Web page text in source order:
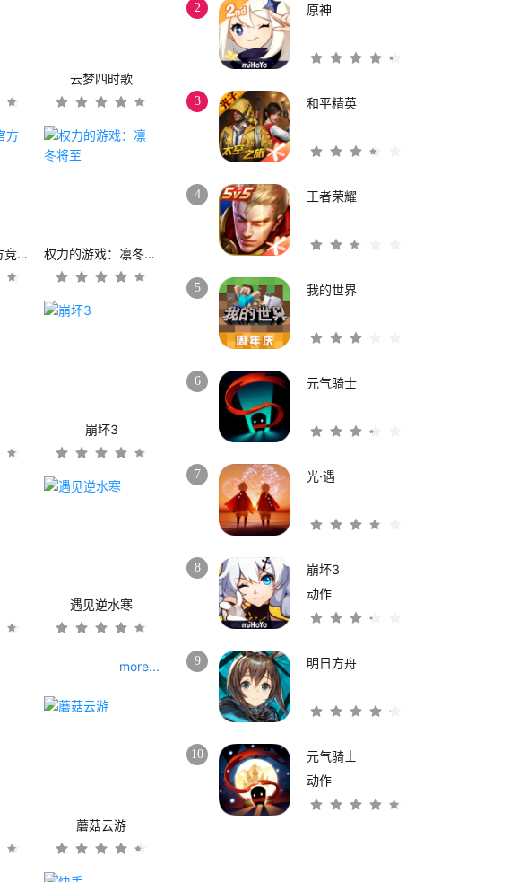
云梦四时歌
跑跑卡丁车官方竞速版 权力的游戏：凛冬将至
崩坏3
遇见逆水寒
more...
蘑菇云游
2 原神
3 和平精英
4 王者荣耀
5 我的世界
6 元气骑士
7 光·遇
8
崩坏3
动作
9 明日方舟
10
元气骑士
动作